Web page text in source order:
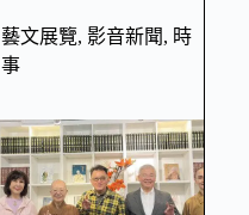
藝文展覽, 影音新聞, 時
事